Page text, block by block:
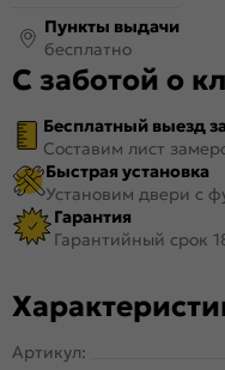
Пункты выдачи
бесплатно
С заботой о
Бесплатный выезд
Составим лист
Быстрая установка
Установим двери с
Гарантия
Гарантийный срок
Артикул: